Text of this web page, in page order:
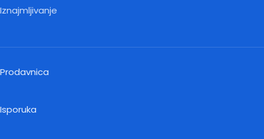
Iznajmljivanje
Prodavnica
Isporuka